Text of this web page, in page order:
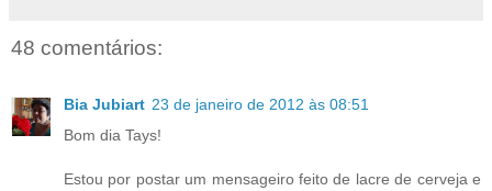
48 comentários:
Bia Jubiart 23 de janeiro de 2012 às 08:51
Bom dia Tays!
Estou por postar um mensageiro feito de lacre de cerveja e